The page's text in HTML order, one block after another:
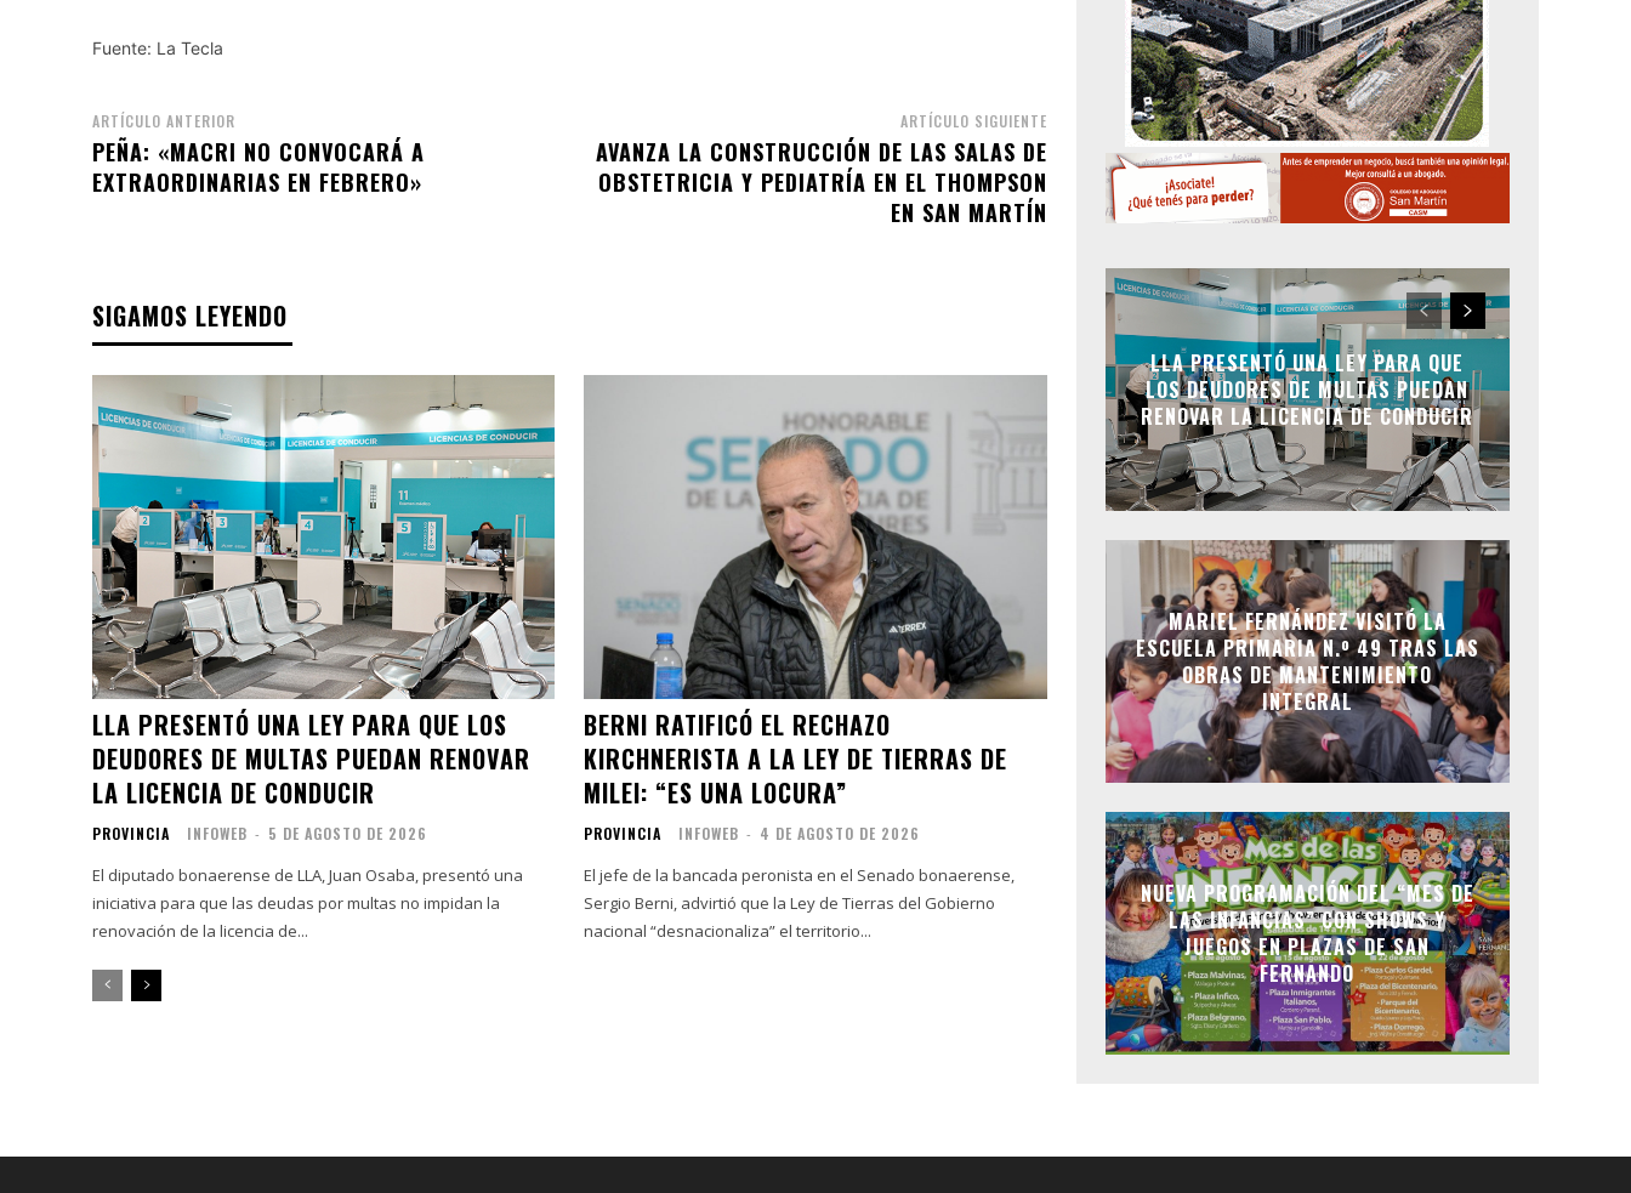
Fuente: La Tecla
ARTÍCULO ANTERIOR
PEÑA: «MACRI NO CONVOCARÁ A
EXTRAORDINARIAS EN FEBRERO»
ARTÍCULO SIGUIENTE
AVANZA LA CONSTRUCCIÓN DE LAS SALAS DE
OBSTETRICIA Y PEDIATRÍA EN EL THOMPSON
EN SAN MARTÍN
SIGAMOS LEYENDO
LLA PRESENTÓ UNA LEY PARA QUE LOS
DEUDORES DE MULTAS PUEDAN RENOVAR
LA LICENCIA DE CONDUCIR
PROVINCIA INFOWEB - 5 DE AGOSTO DE 2026
El diputado bonaerense de LLA, Juan Osaba, presentó una
iniciativa para que las deudas por multas no impidan la
renovación de la licencia de...
BERNI RATIFICÓ EL RECHAZO
KIRCHNERISTA A LA LEY DE TIERRAS DE
MILEI: “ES UNA LOCURA”
PROVINCIA INFOWEB - 4 DE AGOSTO DE 2026
El jefe de la bancada peronista en el Senado bonaerense,
Sergio Berni, advirtió que la Ley de Tierras del Gobierno
nacional “desnacionaliza” el territorio...
LLA PRESENTÓ UNA LEY PARA QUE
LOS DEUDORES DE MULTAS PUEDAN
RENOVAR LA LICENCIA DE CONDUCIR
MARIEL FERNÁNDEZ VISITÓ LA
ESCUELA PRIMARIA N.º 49 TRAS LAS
OBRAS DE MANTENIMIENTO
INTEGRAL
NUEVA PROGRAMACIÓN DEL “MES DE
LAS INFANCIAS” CON SHOWS Y
JUEGOS EN PLAZAS DE SAN
FERNANDO